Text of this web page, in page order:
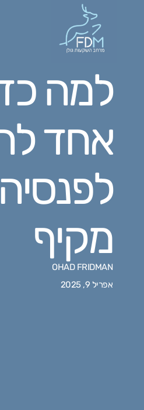
למה
אחד
מקיף
OHAD FRIDMAN
אפריל 9, 2025